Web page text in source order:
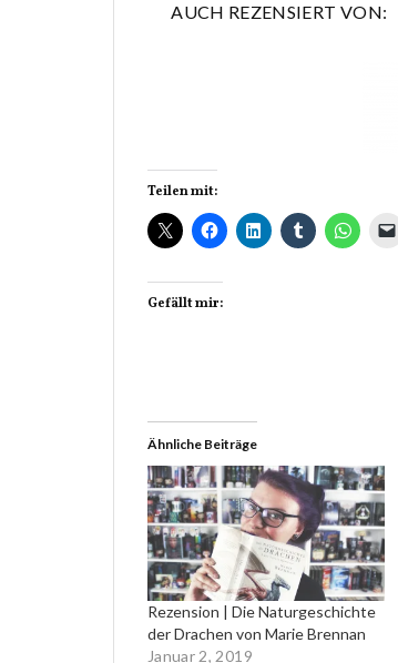
AUCH REZENSIERT VON:
Teilen mit:
Gefällt mir:
Ähnliche Beiträge
Rezension | Die Naturgeschichte
der Drachen von Marie Brennan
Januar 2, 2019